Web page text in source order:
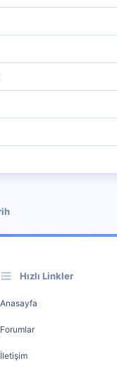
Hızlı Linkler
Anasayfa
Forumlar
İletişim